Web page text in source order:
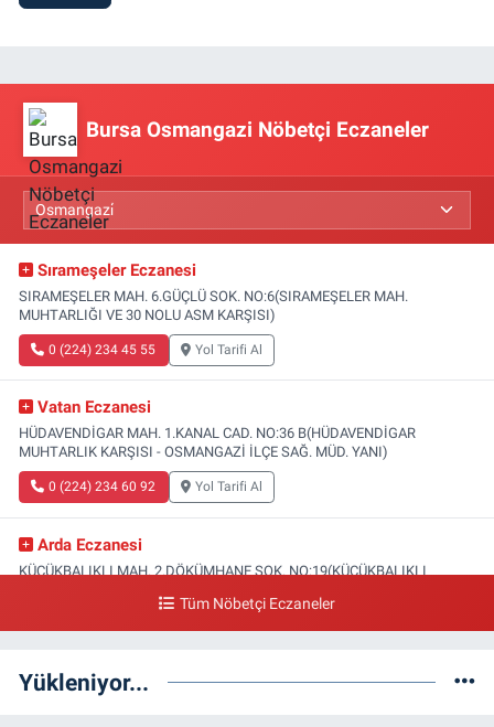
Bursa Osmangazi Nöbetçi Eczaneler
Sırameşeler Eczanesi
SIRAMEŞELER MAH. 6.GÜÇLÜ SOK. NO:6(SIRAMEŞELER MAH.
MUHTARLIĞI VE 30 NOLU ASM KARŞISI)
0 (224) 234 45 55 Yol Tarifi Al
Vatan Eczanesi
HÜDAVENDİGAR MAH. 1.KANAL CAD. NO:36 B(HÜDAVENDİGAR
MUHTARLIK KARŞISI - OSMANGAZİ İLÇE SAĞ. MÜD. YANI)
0 (224) 234 60 92 Yol Tarifi Al
Arda Eczanesi
KÜÇÜKBALIKLI MAH. 2.DÖKÜMHANE SOK. NO:19(KÜÇÜKBALIKLI
Türsel Eczanesi
Tüm Nöbetçi Eczaneler
Yükleniyor...